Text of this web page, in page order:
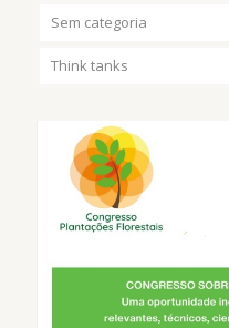
Sem categoria
Think tanks